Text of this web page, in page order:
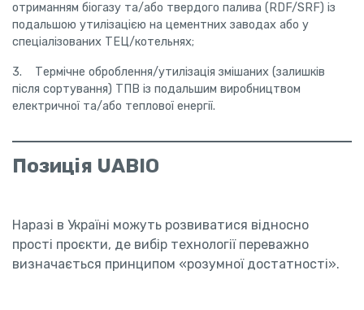
отриманням біогазу та/або твердого палива (RDF/SRF) із
подальшою утилізацією на цементних заводах або у
спеціалізованих ТЕЦ/котельнях;
3. Термічне оброблення/утилізація змішаних (залишків
після сортування) ТПВ із подальшим виробництвом
електричної та/або теплової енергії.
Позиція UABIO
Наразі в Україні можуть розвиватися відносно
прості проєкти, де вибір технології переважно
визначається принципом «розумної достатності».